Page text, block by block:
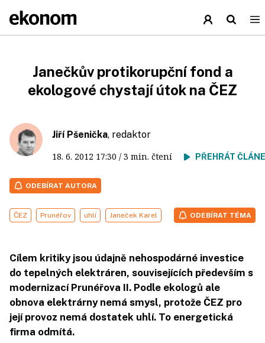
Janečkův protikorupční fond a
ekologové chystají útok na ČEZ
Jiří Pšenička, redaktor
18. 6. 2012 17:30 / 3 min. čtení PŘEHRÁT
ODEBÍRAT AUTORA
ČEZ Prunéřov uhlí Janeček Karel ODEBÍRAT TÉMA
Cílem kritiky jsou údajně nehospodárné investice
do tepelných elektráren, souvisejících především s
modernizací Prunéřova II. Podle ekologů ale
obnova elektrárny nemá smysl, protože ČEZ pro
její provoz nemá dostatek uhlí. To energetická
firma odmítá.